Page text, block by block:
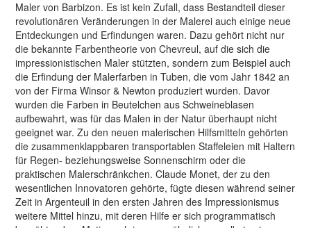
Maler von Barbizon. Es ist kein Zufall, dass Bestandteil dieser
revolutionären Veränderungen in der Malerei auch einige neue
Entdeckungen und Erfindungen waren. Dazu gehört nicht nur
die bekannte Farbentheorie von Chevreul, auf die sich die
impressionistischen Maler stützten, sondern zum Beispiel auch
die Erfindung der Malerfarben in Tuben, die vom Jahr 1842 an
von der Firma Winsor & Newton produziert wurden. Davor
wurden die Farben in Beutelchen aus Schweineblasen
aufbewahrt, was für das Malen in der Natur überhaupt nicht
geeignet war. Zu den neuen malerischen Hilfsmitteln gehörten
die zusammenklappbaren transportablen Staffeleien mit Haltern
für Regen- beziehungsweise Sonnenschirm oder die
praktischen Malerschränkchen. Claude Monet, der zu den
wesentlichen Innovatoren gehörte, fügte diesen während seiner
Zeit in Argenteuil in den ersten Jahren des Impressionismus
weitere Mittel hinzu, mit deren Hilfe er sich programmatisch